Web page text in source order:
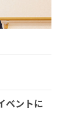
ベントに